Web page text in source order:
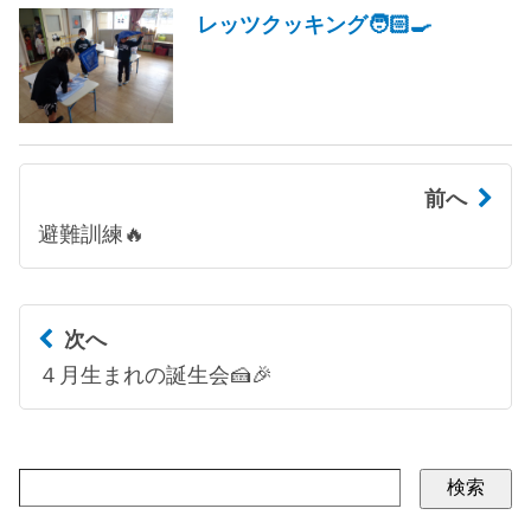
レッツクッキング🧑🏻‍🍳
前へ
避難訓練🔥
次へ
４月生まれの誕生会🍰🎉
検索